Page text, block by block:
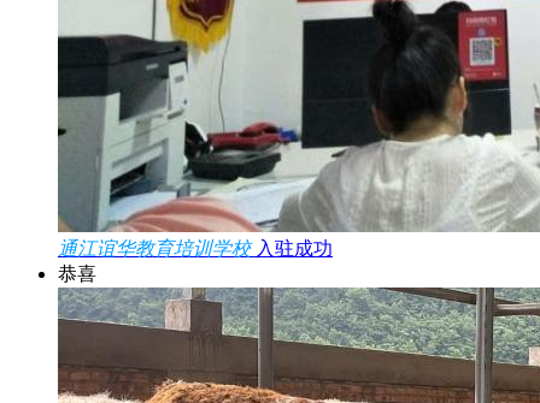
通江谊华教育培训学校入驻成功
恭喜